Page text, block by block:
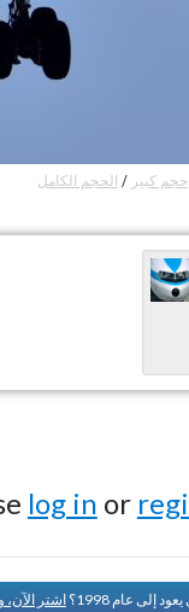
حجم كبير / الحجم الكامل
log in or
اشتر